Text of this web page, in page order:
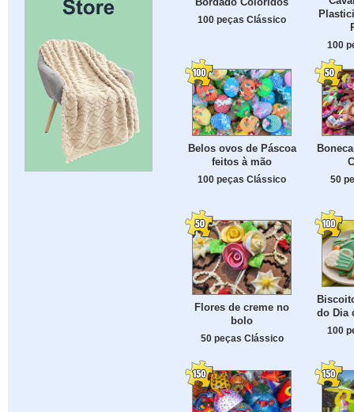
100 peças Clássico
100
Belos ovos de Páscoa
feitos à mão
100 peças Clássico 50
Flores de creme no
bolo
50 peças Clássico
do Dia
100